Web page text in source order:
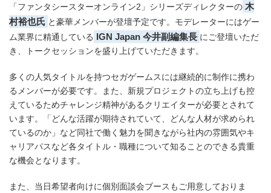
「ファンタシースターオンライン2」シリーズディレクターの 木
村裕也氏 と豪華メンバーが登壇予定です。モデレーターにはゲー
ム業界に精通している IGN Japan 今井副編集長 にご登壇いただ
き、トークセッションを盛り上げていただきます。
多くの人気タイトルを持つセガゲームスには継続的に制作に携わ
るメンバーが必要です。また、新規プロジェクトの立ち上げも控
えているためチャレンジ精神があるクリエイターが必要とされて
います。「どんな活躍が期待されていて、どんな人材が求められ
ているのか」など同社で働く魅力を聞きながら社内の雰囲気やキ
ャリアパスなど各タイトル・職種について知ることのできる貴重
な機会となります。
また、当日希望者向けに個別面談会ブースもご用意しておりま